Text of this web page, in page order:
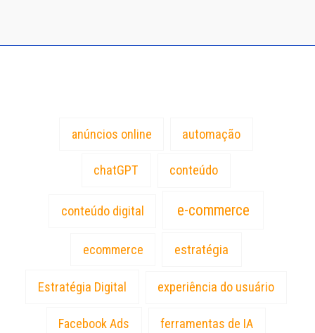
anúncios online automação
chatGPT conteúdo
conteúdo digital e-commerce
ecommerce estratégia
Estratégia Digital experiência do usuário
Facebook Ads ferramentas de IA